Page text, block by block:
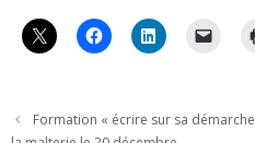
Formation « écrire sur sa